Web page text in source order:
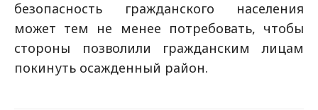
безопасность гражданского населения
может тем не менее потребовать, чтобы
стороны позволили гражданским лицам
покинуть осажденный район.